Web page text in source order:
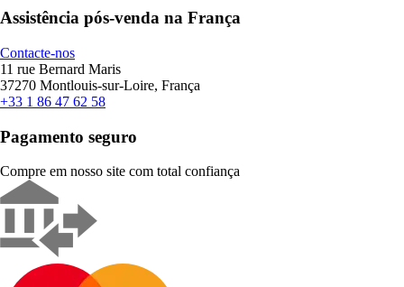
Assistência pós-venda na França
Contacte-nos
11 rue Bernard Maris
37270 Montlouis-sur-Loire, França
+33 1 86 47 62 58
Pagamento seguro
Compre em nosso site com total confiança